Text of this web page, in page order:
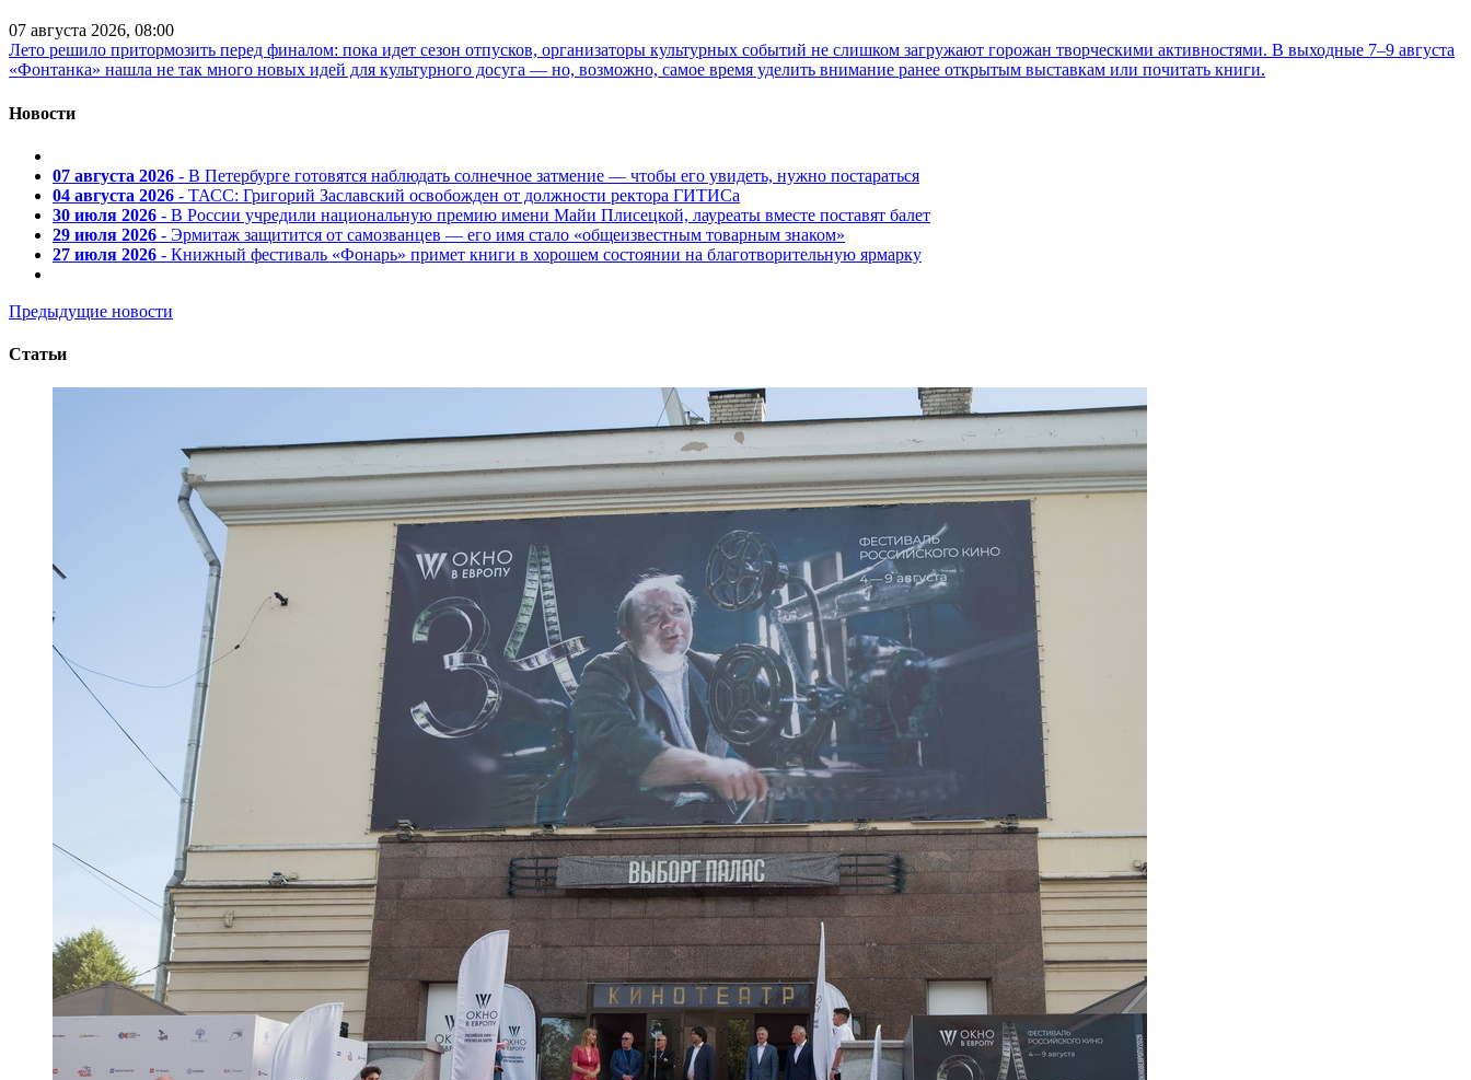
07 августа 2026, 08:00
Лето решило притормозить перед финалом: пока идет сезон отпусков, организаторы культурных событий не слишком загружают горожан творческими активностями. В выходные 7–9 августа
«Фонтанка» нашла не так много новых идей для культурного досуга — но, возможно, самое время уделить внимание ранее открытым выставкам или почитать книги.
Новости
07 августа 2026 - В Петербурге готовятся наблюдать солнечное затмение — чтобы его увидеть, нужно постараться
04 августа 2026 - ТАСС: Григорий Заславский освобожден от должности ректора ГИТИСа
30 июля 2026 - В России учредили национальную премию имени Майи Плисецкой, лауреаты вместе поставят балет
29 июля 2026 - Эрмитаж защитится от самозванцев — его имя стало «общеизвестным товарным знаком»
27 июля 2026 - Книжный фестиваль «Фонарь» примет книги в хорошем состоянии на благотворительную ярмарку
Предыдущие новости
Статьи